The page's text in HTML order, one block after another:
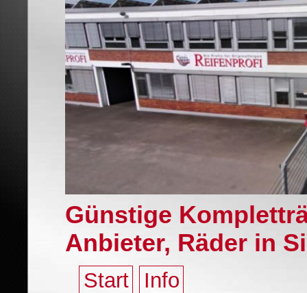
Günstige
Anbieter, Räder in
Start Info